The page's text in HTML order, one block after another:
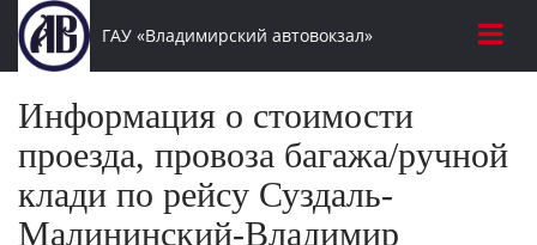
ГАУ «Владимирский автовокзал»
Информация о стоимости
проезда, провоза багажа/ручной
клади по рейсу Суздаль-
Малининский-Владимир